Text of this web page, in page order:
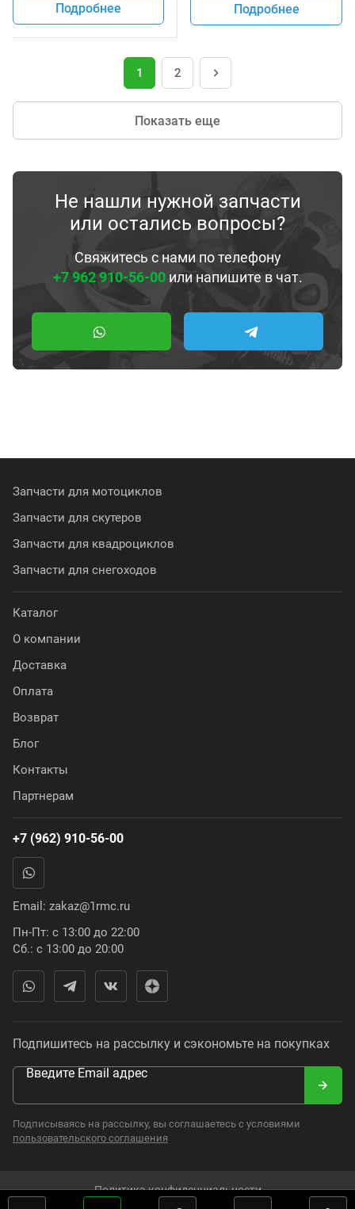
Подробнее Подробнее
Показать еще
1 2
Не нашли нужной запчасти
или остались вопросы?
Свяжитесь с нами по телефону
+7 962 910-56-00или напишите в чат.
Запчасти для мотоциклов
Запчасти для скутеров
Запчасти для квадроциклов
Запчасти для снегоходов
Каталог
О компании
Доставка
Оплата
Возврат
Блог
Контакты
Партнерам
+7 (962) 910-56-00
Email: zakaz@1rmc.ru
Пн-Пт: с 13:00 до 22:00
Сб.: с 13:00 до 20:00
Подпишитесь на рассылку и сэкономьте на покупках
Введите Email адрес
Подписываясь на рассылку, вы соглашаетесь с условиями
пользовательского соглашения
Политика конфиденциальности